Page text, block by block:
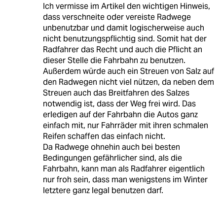
Ich vermisse im Artikel den wichtigen Hinweis,
dass verschneite oder vereiste Radwege
unbenutzbar und damit logischerweise auch
nicht benutzungspflichtig sind. Somit hat der
Radfahrer das Recht und auch die Pflicht an
dieser Stelle die Fahrbahn zu benutzen.
Außerdem würde auch ein Streuen von Salz auf
den Radwegen nicht viel nützen, da neben dem
Streuen auch das Breitfahren des Salzes
notwendig ist, dass der Weg frei wird. Das
erledigen auf der Fahrbahn die Autos ganz
einfach mit, nur Fahrräder mit ihren schmalen
Reifen schaffen das einfach nicht.
Da Radwege ohnehin auch bei besten
Bedingungen gefährlicher sind, als die
Fahrbahn, kann man als Radfahrer eigentlich
nur froh sein, dass man wenigstens im Winter
letztere ganz legal benutzen darf.